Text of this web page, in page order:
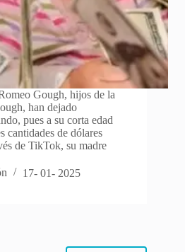
Gough, hijos de la
han dejado
pues a su corta edad
cantidades de dólares
de TikTok, su madre
17- 01- 2025